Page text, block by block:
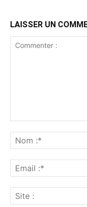
LAISSER UN